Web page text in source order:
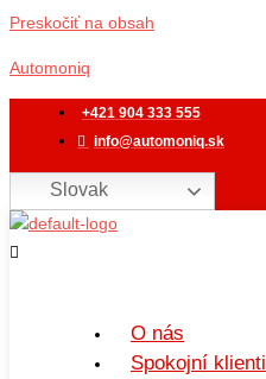
Preskočiť na obsah
Automoniq
+421 904 333 555
info@automoniq.sk
Slovak
O nás
Spokojní klienti